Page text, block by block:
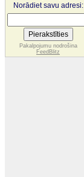
Norādiet savu adresi:
Pakalpojumu nodrošina
FeedBlitz